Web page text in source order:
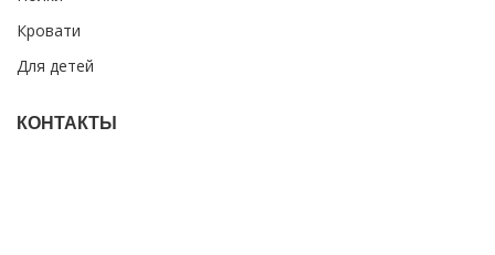
Кровати
Для детей
КОНТАКТЫ